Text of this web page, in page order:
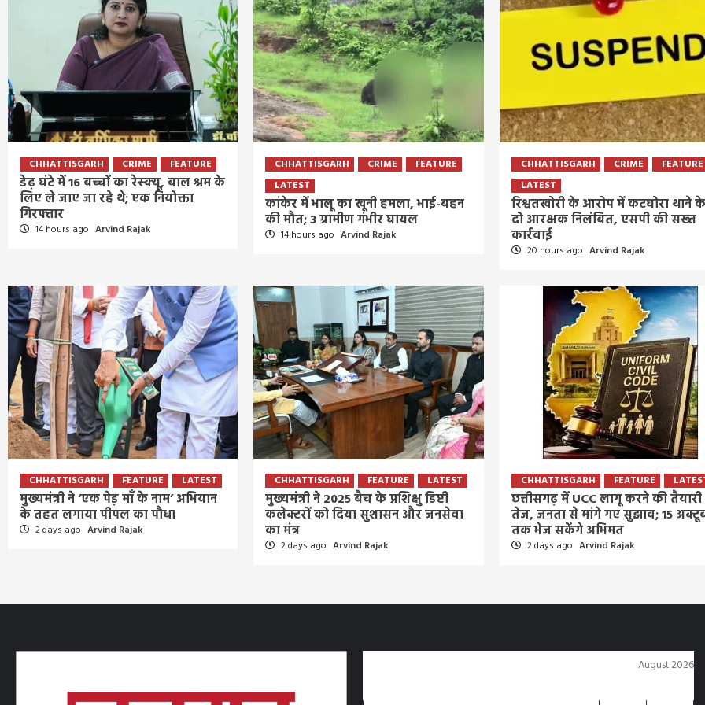
CHHATTISGARH CRIME FEATURE
डेढ़ घंटे में 16 बच्चों का रेस्क्यू, बाल श्रम के
लिए ले जाए जा रहे थे; एक नियोक्ता
गिरफ्तार
14 hours ago Arvind Rajak
CHHATTISGARH CRIME
FEATURE
LATEST
कांकेर में भालू का खूनी हमला, भाई-बहन
की मौत; 3 ग्रामीण गंभीर घायल
14 hours ago Arvind Rajak
CHHATTISGARH CRIME
FEATURE
LATEST
रिश्वतखोरी के आरोप में कटघोरा थाने के
दो आरक्षक निलंबित, एसपी की सख्त
कार्रवाई
20 hours ago Arvind Rajak
CHHATTISGARH FEATURE LATEST
मुख्यमंत्री ने ‘एक पेड़ माँ के नाम’ अभियान
के तहत लगाया पीपल का पौधा
2 days ago Arvind Rajak
CHHATTISGARH FEATURE LATEST
मुख्यमंत्री ने 2025 बैच के प्रशिक्षु डिप्टी
कलेक्टरों को दिया सुशासन और जनसेवा
का मंत्र
2 days ago Arvind Rajak
CHHATTISGARH FEATURE
छत्तीसगढ़ में UCC लागू करने की तैयारी
तेज, जनता से मांगे गए सुझाव; 15
तक भेज सकेंगे अभिमत
2 days ago Arvind Rajak
August 2026